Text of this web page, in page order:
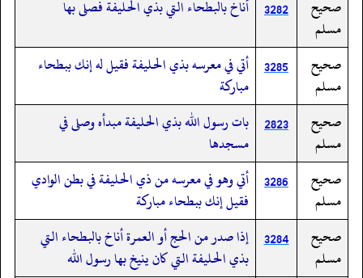
صحيح
مسلم
3282 أناخ بالبطحاء التي بذي الحليفة فصلى بها
صحيح
مسلم
3285 أتي في معرسه بذي الحليفة فقيل له إنك ببطحاء
مباركة
صحيح
مسلم
2823 بات رسول الله بذي الحليفة مبدأه وصلى في
مسجدها
صحيح
مسلم
3286 أتي وهو في معرسه من ذي الحليفة في بطن الوادي
فقيل إنك ببطحاء مباركة
صحيح
مسلم
3284 إذا صدر من الحج أو العمرة أناخ بالبطحاء التي
بذي الحليفة التي كان ينيخ بها رسول الله